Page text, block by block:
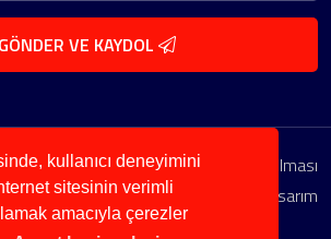
kullanıcı deneyimini
sitesinin verimli
amacıyla çerezler
GÖNDER VE KAYDOL
Saklıdır. Kopyalanması, çoğaltılması
yasal haklarımız işletilecektir. Web Tasarım
: BossYazılım